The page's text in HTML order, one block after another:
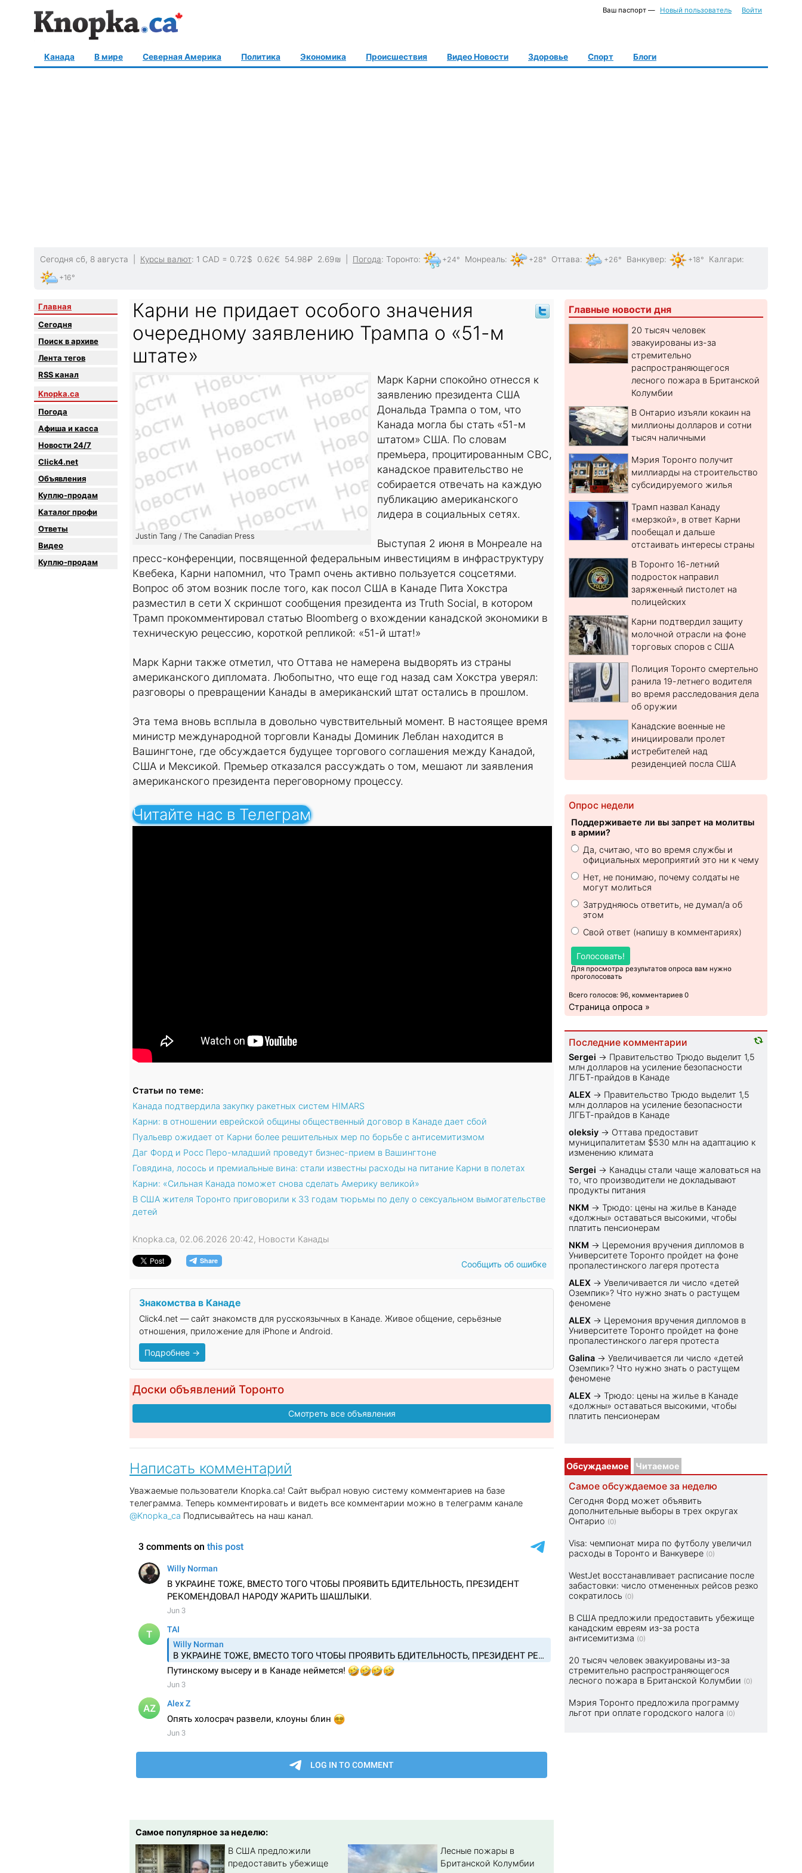
Ваш паспорт — Новый пользователь Войти
Канада В мире Северная Америка Политика Экономика Происшествия Видео Новости Здоровье Спорт Блоги
Сегодня сб, 8 августа | Курсы валют: 1 CAD = 0.72$ 0.62€ 54.98₽ 2.69₪ Погода: Торонто: +24° Монреаль: +28° Оттава: +26° Ванкувер: +18° Калгари:
+16°
Главная
Сегодня
Поиск в архиве
Лента тегов
RSS канал
Knopka.ca
Погода
Афиша и касса
Новости 24/7
Click4.net
Объявления
Куплю-продам
Каталог профи
Oтветы
Видео
Куплю-продам
Карни не придает особого значения
очередному заявлению Трампа о «51-м
штате»
Justin Tang / The Canadian Press
Марк Карни спокойно отнесся к
заявлению президента США
Дональда Трампа о том, что
Канада могла бы стать «51-м
штатом» США. По словам
премьера, процитированным CBC,
канадское правительство не
собирается отвечать на каждую
публикацию американского
лидера в социальных сетях.
Выступая 2 июня в Монреале на
пресс-конференции, посвященной федеральным инвестициям в инфраструктуру
Квебека, Карни напомнил, что Трамп очень активно пользуется соцсетями.
Вопрос об этом возник после того, как посол США в Канаде Пита Хокстра
разместил в сети X скриншот сообщения президента из Truth Social, в котором
Трамп прокомментировал статью Bloomberg о вхождении канадской экономики в
техническую рецессию, короткой репликой: «51-й штат!»
Марк Карни также отметил, что Оттава не намерена выдворять из страны
американского дипломата. Любопытно, что еще год назад сам Хокстра уверял:
разговоры о превращении Канады в американский штат остались в прошлом.
Эта тема вновь всплыла в довольно чувствительный момент. В настоящее время
министр международной торговли Канады Доминик Леблан находится в
Вашингтоне, где обсуждается будущее торгового соглашения между Канадой,
США и Мексикой. Премьер отказался рассуждать о том, мешают ли заявления
американского президента переговорному процессу.
Читайте нас в Телеграм
Статьи по теме:
Канада подтвердила закупку ракетных систем HIMARS
Карни: в отношении еврейской общины общественный договор в Канаде дает сбой
Пуальевр ожидает от Карни более решительных мер по борьбе с антисемитизмом
Даг Форд и Росс Перо-младший проведут бизнес-прием в Вашингтоне
Говядина, лосось и премиальные вина: стали известны расходы на питание Карни в полетах
Карни: «Сильная Канада поможет снова сделать Америку великой»
В США жителя Торонто приговорили к 33 годам тюрьмы по делу о сексуальном вымогательстве
детей
Knopka.ca, 02.06.2026 20:42, Новости Канады
Сообщить об ошибке
Знакомства в Канаде
Click4.net — сайт знакомств для русскоязычных в Канаде. Живое общение, серьёзные
отношения, приложение для iPhone и Android.
Подробнее →
Доски объявлений Торонто
Смотреть все объявления
Написать комментарий
Уважаемые пользователи Knopka.ca! Сайт выбрал новую систему комментариев на базе
телеграмма. Теперь комментировать и видеть все комментарии можно в телеграмм канале
@Knopka_ca Подписывайтесь на наш канал.
Самое популярное за неделю:
В США предложили
предоставить убежище
Лесные пожары в
Британской Колумбии
Главные новости дня
20 тысяч человек
эвакуированы из-за
стремительно
распространяющегося
лесного пожара в Британской
Колумбии
В Онтарио изъяли кокаин на
миллионы долларов и сотни
тысяч наличными
Мэрия Торонто получит
миллиарды на строительство
субсидируемого жилья
Трамп назвал Канаду
«мерзкой», в ответ Карни
пообещал и дальше
отстаивать интересы страны
В Торонто 16-летний
подросток направил
заряженный пистолет на
полицейских
Карни подтвердил защиту
молочной отрасли на фоне
торговых споров с США
Полиция Торонто смертельно
ранила 19-летнего водителя
во время расследования дела
об оружии
Канадские военные не
инициировали пролет
истребителей над
резиденцией посла США
Опрос недели
Поддерживаете ли вы запрет на молитвы
в армии?
Да, считаю, что во время службы и
официальных мероприятий это ни к чему
Нет, не понимаю, почему солдаты не
могут молиться
Затрудняюсь ответить, не думал/а об
этом
Свой ответ (напишу в комментариях)
Голосовать!
Для просмотра результатов опроса вам нужно
проголосовать
Всего голосов: 96, комментариев 0
Страница опроса »
Последние комментарии
Sеrgei → Правительство Трюдо выделит 1,5
млн долларов на усиление безопасности
ЛГБТ-прайдов в Канаде
ALEX → Правительство Трюдо выделит 1,5
млн долларов на усиление безопасности
ЛГБТ-прайдов в Канаде
oleksiy → Оттава предоставит
муниципалитетам $530 млн на адаптацию к
изменению климата
Sеrgei → Канадцы стали чаще жаловаться на
то, что производители не докладывают
продукты питания
NKM →Трюдо: цены на жилье в Канаде
«должны» оставаться высокими, чтобы
платить пенсионерам
NKM → Церемония вручения дипломов в
Университете Торонто пройдет на фоне
пропалестинского лагеря протеста
ALEX →Увеличивается ли число «детей
Оземпик»? Что нужно знать о растущем
феномене
ALEX → Церемония вручения дипломов в
Университете Торонто пройдет на фоне
пропалестинского лагеря протеста
Galina →Увеличивается ли число «детей
Оземпик»? Что нужно знать о растущем
феномене
ALEX →Трюдо: цены на жилье в Канаде
«должны» оставаться высокими, чтобы
платить пенсионерам
Обсуждаемое Читаемое
Самое обсуждаемое за неделю
Сегодня Форд может объявить
дополнительные выборы в трех округах
Онтарио (0)
Visa: чемпионат мира по футболу увеличил
расходы в Торонто и Ванкувере (0)
WestJet восстанавливает расписание после
забастовки: число отмененных рейсов резко
сократилось (0)
В США предложили предоставить убежище
канадским евреям из-за роста
антисемитизма (0)
20 тысяч человек эвакуированы из-за
стремительно распространяющегося
лесного пожара в Британской Колумбии (0)
Мэрия Торонто предложила программу
льгот при оплате городского налога (0)